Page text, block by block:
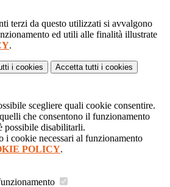
terzi da questo utilizzati si avvalgono
ed utili alle finalità illustrate
.
i cookies Accetta tutti i cookies
scegliere quali cookie consentire.
che consentono il funzionamento
possibile disabilitarli.
i cookie necessari al funzionamento
POLICY.